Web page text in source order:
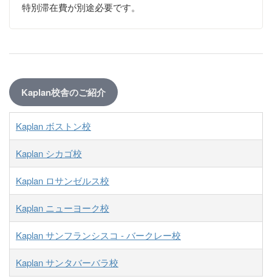
特別滞在費が別途必要です。
Kaplan校舎のご紹介
Kaplan ボストン校
Kaplan シカゴ校
Kaplan ロサンゼルス校
Kaplan ニューヨーク校
Kaplan サンフランシスコ - バークレー校
Kaplan サンタバーバラ校